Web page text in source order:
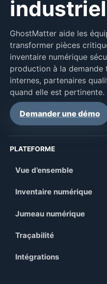
GhostMatter aide les
transformer pièces
inventaire numérique
production à la
internes, partenaires
quand elle est pertinente.
Demander une démo
PLATEFORME
Vue d’ensemble
Inventaire numérique
Jumeau numérique
Traçabilité
Intégrations